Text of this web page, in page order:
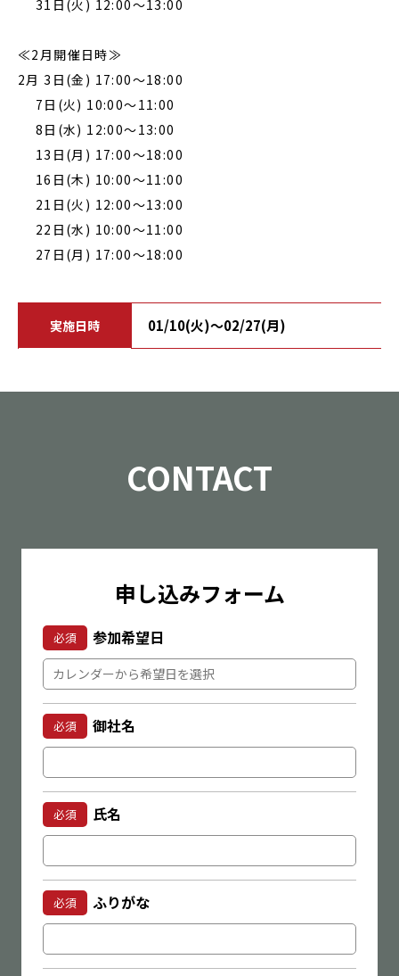
31日(火) 12:00～13:00
≪2月開催日時≫
2月 3日(金) 17:00～18:00
7日(火) 10:00～11:00
8日(水) 12:00～13:00
13日(月) 17:00～18:00
16日(木) 10:00～11:00
21日(火) 12:00～13:00
22日(水) 10:00～11:00
27日(月) 17:00～18:00
実施日時 01/10(火)～02/27(月)
CONTACT
申し込みフォーム
必須 参加希望日
必須 御社名
必須 氏名
必須 ふりがな